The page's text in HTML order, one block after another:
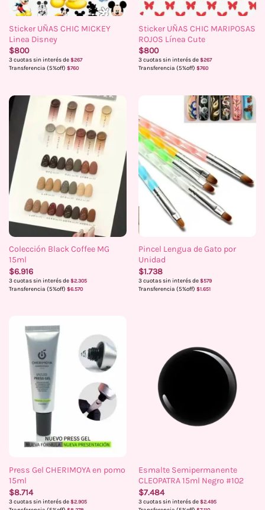
Sticker UÑAS CHIC MICKEY
Linea Disney
$800
3 cuotas sin interés de $267
Transferencia (5%off) $760
Sticker UÑAS CHIC MARIPOSAS
ROJOS Línea Cute
$800
3 cuotas sin interés de $267
Transferencia (5%off) $760
Colección Black Coffee MG
15ml
$6.916
3 cuotas sin interés de $2.305
Transferencia (5%off) $6.570
Pincel Lengua de Gato por
Unidad
$1.738
3 cuotas sin interés de $579
Transferencia (5%off) $1.651
Press Gel CHERIMOYA en pomo
15ml
$8.714
3 cuotas sin interés de $2.905
Esmalte Semipermanente
CLEOPATRA 15ml Negro #102
$7.484
3 cuotas sin interés de $2.495